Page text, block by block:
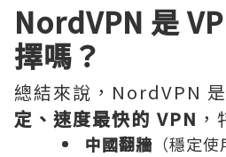
NordVPN 是
擇嗎？
總結來說，NordVPN
定、速度最快的 VPN
中國翻牆 （穩定